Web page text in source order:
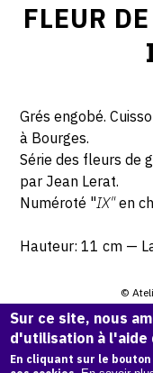
FLEUR
Grés engobé.
à Bourges.
Série des fleurs de
par Jean Lerat.
Numéroté "IX"en
Hauteur: 11 cm —
©
Sur ce site, nous
d'utilisation à l'aide
En cliquant sur le